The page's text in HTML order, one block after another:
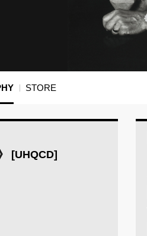
STORE
[UHQCD]